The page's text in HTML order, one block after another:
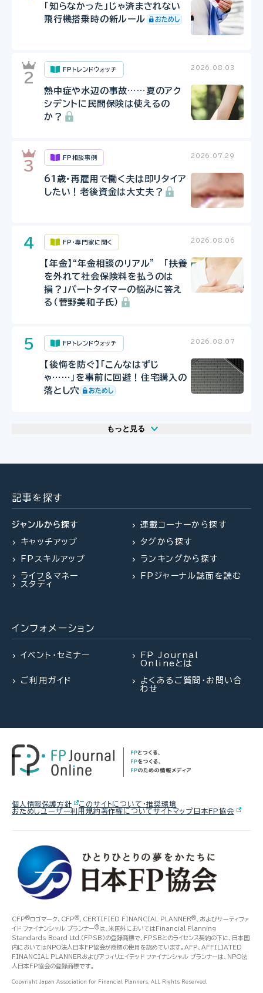
「知らなかった」じゃ済まされない
飛行機搭乗時の新ルール
FPトレンドウォッチ 2026.08.03
熱中症や水辺の事故……夏のアク
シデントに民間保険は使えるの
か？
FP相談事例 2026.07.29
61歳・再雇用で働く夫は即リタイア
したい！老後資金は大丈夫？
FP・専門家に聞く 2026.08.06
【年金】“年金相談のリアル” 「扶養
を外れて社会保険料を払うのは
損？」パートタイマーの悩みに答え
る（菅野美和子氏）
FPトレンドウォッチ 2026.08.07
【後悔を防ぐ】「こんなはずじ
ゃ……」を事前に回避！住宅購入の
落とし穴
もっと見る
したい！老後資金は大丈夫？
FPトレンドウォッチ
飛行機搭乗時の新ルール
FP・専門家に聞く
【不動産調査】建物の建築可否を左
右する、道路、ライフライン、法令制
限～役所調査の概要：後編～（置鮎
2026.08.03
熱中症や水辺の事故……夏のアク
シデントに民間保険は使えるの
か？
を外れて社会保険料を払うのは
損？」パートタイマーの悩みに答え
る（菅野美和子氏）
と株価評価・特例措置の行方(山田
&パートナーズ 宇田川氏、金沢
氏、西内氏)
FPトレンドウォッチ 2026.07.27
夏休み中の子どものランチ、負担を
【資産形成】資産運用、正しくできて
いますか？（平井美穂氏）
2026.07.30
マンション関連法の改正で決議ルー
ルが大幅変更
FPトレンドウォッチ 2026.07.28
飛行機搭乗時の新ルール
え・リノベがより円滑に
FPトレンドウォッチ
ルが大幅変更
FPトレンドウォッチ
熱中症や水辺の事故……夏のアク
シデントに民間保険は使えるの
か？
したい！老後資金は大丈夫？
FPトレンドウォッチ
記事を探す
ジャンルから探す
キャッチアップ
FPスキルアップ
ライフ&マネー
スタディ
連載コーナーから探す
タグから探す
ランキングから探す
FPジャーナル誌面を読む
インフォメーション
イベント・セミナー
FP Journal
Onlineとは
ご利用ガイド
よくあるご質問・お問い合
わせ
個人情報保護方針
このサイトについて・推奨環境
おためしユーザー利用規約著作権についてサイトマップ 日本FP協会
CFP®ロゴマーク、CFP®、CERTIFIED FINANCIAL PLANNER®、およびサーティファ
イド ファイナンシャル プランナー®は、米国外においてはFinancial Planning
Standards Board Ltd.(FPSB)の登録商標で、FPSBとのライセンス契約の下に、日本国
内においてはNPO法人日本FP協会が商標の使用を認めています。AFP、AFFILIATED
FINANCIAL PLANNERおよびアフィリエイテッド ファイナンシャル プランナーは、NPO法
人日本FP協会の登録商標です。
Copyright Japan Association for Financial Planners, ALL Rights Reserved.